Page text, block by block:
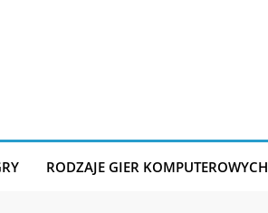
RODZAJE GIER KOMPUTEROWYCH